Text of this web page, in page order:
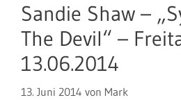
Sandie Shaw –
The Devil“ –
13.06.2014
13. Juni 2014 von Mark